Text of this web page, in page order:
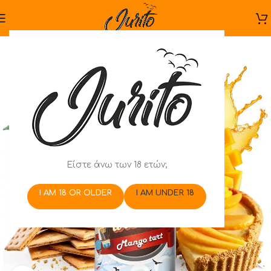
Είστε άνω των 18 ετών;
I AM 18 OR OLDER I AM UNDER 18